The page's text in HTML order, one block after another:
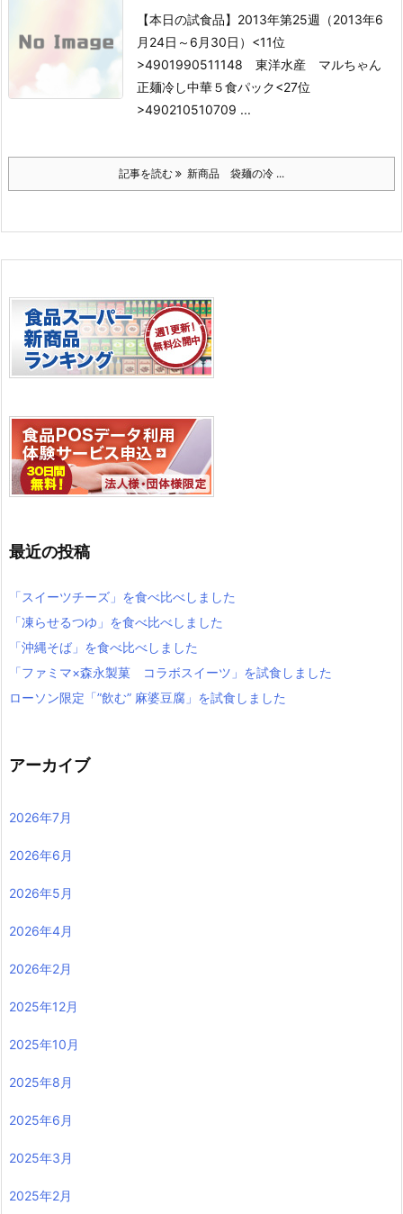
【本日の試食品】2013年第25週（2013年6
月24日～6月30日） <11位
>4901990511148 東洋水産 マルちゃん
正麺冷し中華５食パック<27位
>490210510709 ...
記事を読む 新商品 袋麺の冷 ...
最近の投稿
「スイーツチーズ」を食べ比べしました
「凍らせるつゆ」を食べ比べしました
「沖縄そば」を食べ比べしました
「ファミマ×森永製菓 コラボスイーツ」を試食しました
ローソン限定「”飲む” 麻婆豆腐」を試食しました
アーカイブ
2026年7月
2026年6月
2026年5月
2026年4月
2026年2月
2025年12月
2025年10月
2025年8月
2025年6月
2025年3月
2025年2月